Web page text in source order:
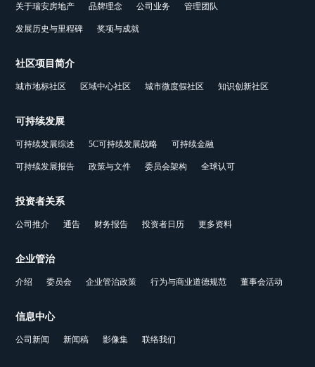
关于瑞安房地产 品牌理念 公司业务 管理团队
发展历史与里程碑 奖项与成就
社区项目简介
城市地标社区 区域中心社区 城市微度假社区 知识创新社区
可持续发展
可持续发展综述 5C可持续发展战略 可持续金融
可持续发展报告 政策与文件 委员会架构 全球认可
投资者关系
公司推介 通告 财务报告 投资者日历 更多资料
企业管治
介绍 委员会 企业管治政策 行为与商业道德规范 董事会活动
信息中心
公司新闻 新闻稿 影像集 联络我们